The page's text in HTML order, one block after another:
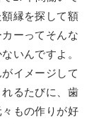
縁を探して額
ーってそんな
いんですよ。
イメージして
るたびに、歯
もの作りが好